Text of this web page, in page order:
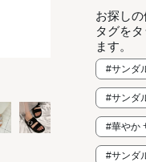
お探し
タグを
ます。
#サンダ
#サンダ
#華やか
#サンダ